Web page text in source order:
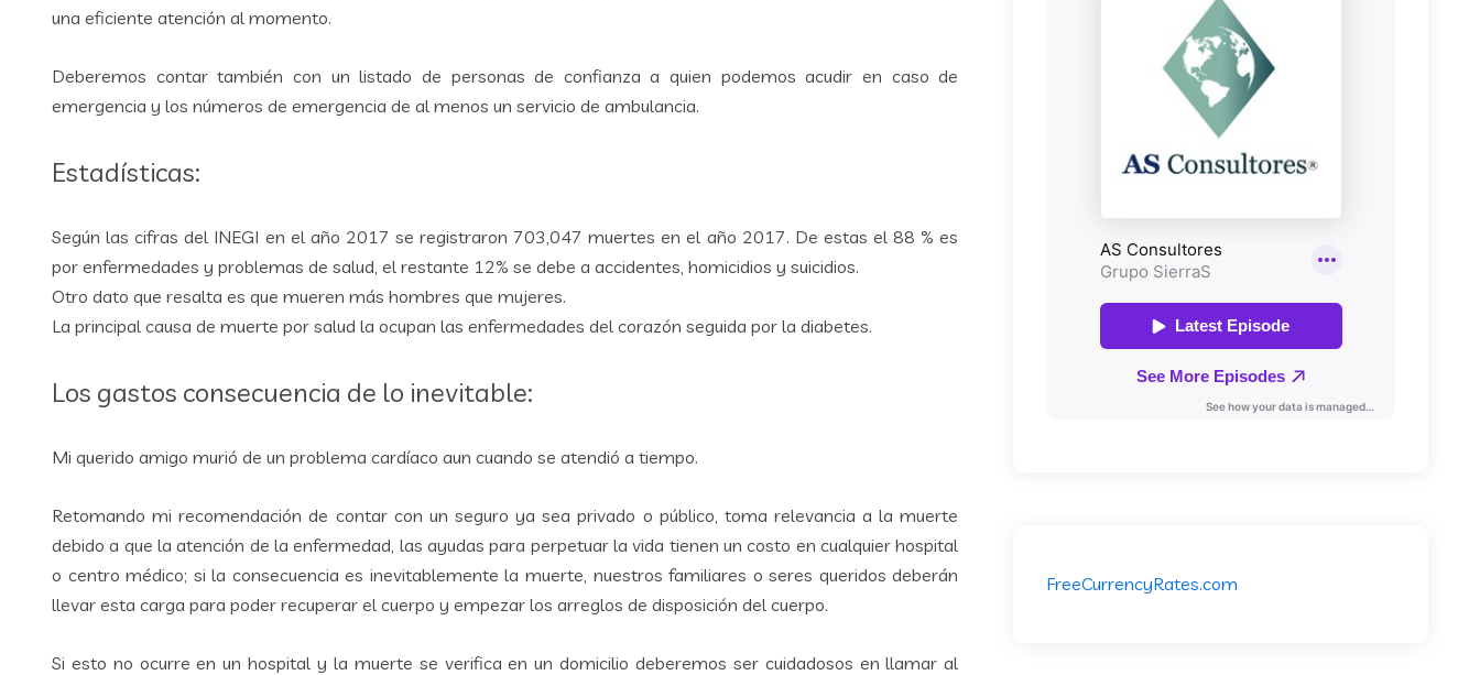
una eficiente atención al momento.
Deberemos contar también con un listado de personas de confianza a quien podemos acudir en caso de
emergencia y los números de emergencia de al menos un servicio de ambulancia.
Estadísticas:
Según las cifras del INEGI en el año 2017 se registraron 703,047 muertes en el año 2017. De estas el 88 % es
por enfermedades y problemas de salud, el restante 12% se debe a accidentes, homicidios y suicidios.
Otro dato que resalta es que mueren más hombres que mujeres.
La principal causa de muerte por salud la ocupan las enfermedades del corazón seguida por la diabetes.
Los gastos consecuencia de lo inevitable:
Mi querido amigo murió de un problema cardíaco aun cuando se atendió a tiempo.
Retomando mi recomendación de contar con un seguro ya sea privado o público, toma relevancia a la muerte
debido a que la atención de la enfermedad, las ayudas para perpetuar la vida tienen un costo en cualquier hospital
o centro médico; si la consecuencia es inevitablemente la muerte, nuestros familiares o seres queridos deberán
llevar esta carga para poder recuperar el cuerpo y empezar los arreglos de disposición del cuerpo.
Si esto no ocurre en un hospital y la muerte se verifica en un domicilio deberemos ser cuidadosos en llamar al
FreeCurrencyRates.com